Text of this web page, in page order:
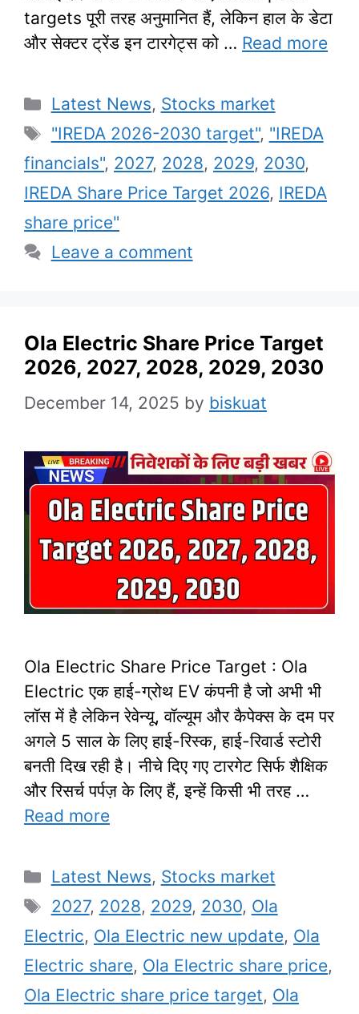
targets पूरी तरह अनुमानित हैं, लेकिन हाल के डेटा
और सेक्टर ट्रेंड इन टारगेट्स को … Read more
Categories
Latest News, Stocks market
Tags
"IREDA 2026-2030 target", "IREDA
financials", 2027, 2028, 2029, 2030,
IREDA Share Price Target 2026, IREDA
share price"
Leave a comment
Ola Electric Share Price Target
2026, 2027, 2028, 2029, 2030
December 14, 2025 by biskuat
Ola Electric Share Price Target : Ola
Electric एक हाई-ग्रोथ EV कंपनी है जो अभी भी
लॉस में है लेकिन रेवेन्यू, वॉल्यूम और कैपेक्स के दम पर
अगले 5 साल के लिए हाई-रिस्क, हाई-रिवार्ड स्टोरी
बनती दिख रही है। नीचे दिए गए टारगेट सिर्फ शैक्षिक
और रिसर्च पर्पज़ के लिए हैं, इन्हें किसी भी तरह …
Read more
Categories
Latest News, Stocks market
Tags
2027, 2028, 2029, 2030, Ola
Electric, Ola Electric new update, Ola
Electric share, Ola Electric share price,
Ola Electric share price target, Ola